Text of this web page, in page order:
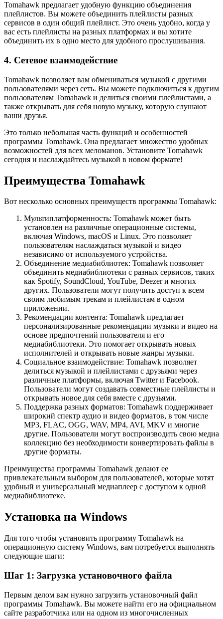
Tomahawk предлагает удобную функцию объединения
плейлистов. Вы можете объединить плейлисты разных
сервисов в один общий плейлист. Это очень удобно, когда у
вас есть плейлисты на разных платформах и вы хотите
объединить их в одно место для удобного прослушивания.
4. Сетевое взаимодействие
Tomahawk позволяет вам обмениваться музыкой с другими
пользователями через сеть. Вы можете подключиться к другим
пользователям Tomahawk и делиться своими плейлистами, а
также открывать для себя новую музыку, которую слушают
ваши друзья.
Это только небольшая часть функций и особенностей
программы Tomahawk. Она предлагает множество удобных
возможностей для всех меломанов. Установите Tomahawk
сегодня и наслаждайтесь музыкой в новом формате!
Преимущества Tomahawk
Вот несколько основных преимуществ программы Tomahawk:
Мультиплатформенность: Tomahawk может быть
установлен на различные операционные системы,
включая Windows, macOS и Linux. Это позволяет
пользователям наслаждаться музыкой и видео
независимо от используемого устройства.
Объединение медиабиблиотек: Tomahawk позволяет
объединить медиабиблиотеки с разных сервисов, таких
как Spotify, SoundCloud, YouTube, Deezer и многих
других. Пользователи могут получить доступ к всем
своим любимым трекам и плейлистам в одном
приложении.
Рекомендации контента: Tomahawk предлагает
персонализированные рекомендации музыки и видео на
основе предпочтений пользователя и его
медиабиблиотеки. Это помогает открывать новых
исполнителей и открывать новые жанры музыки.
Социальное взаимодействие: Tomahawk позволяет
делиться музыкой и плейлистами с друзьями через
различные платформы, включая Twitter и Facebook.
Пользователи могут создавать совместные плейлисты и
открывать новое для себя вместе с друзьями.
Поддержка разных форматов: Tomahawk поддерживает
широкий спектр аудио и видео форматов, в том числе
MP3, FLAC, OGG, WAV, MP4, AVI, MKV и многие
другие. Пользователи могут воспроизводить свою медиа
коллекцию без необходимости конвертировать файлы в
другие форматы.
Преимущества программы Tomahawk делают ее
привлекательным выбором для пользователей, которые хотят
удобный и универсальный медиаплеер с доступом к одной
медиабиблиотеке.
Установка на Windows
Для того чтобы установить программу Tomahawk на
операционную систему Windows, вам потребуется выполнять
следующие шаги:
Шаг 1: Загрузка установочного файла
Первым делом вам нужно загрузить установочный файл
программы Tomahawk. Вы можете найти его на официальном
сайте разработчика или на одном из многочисленных